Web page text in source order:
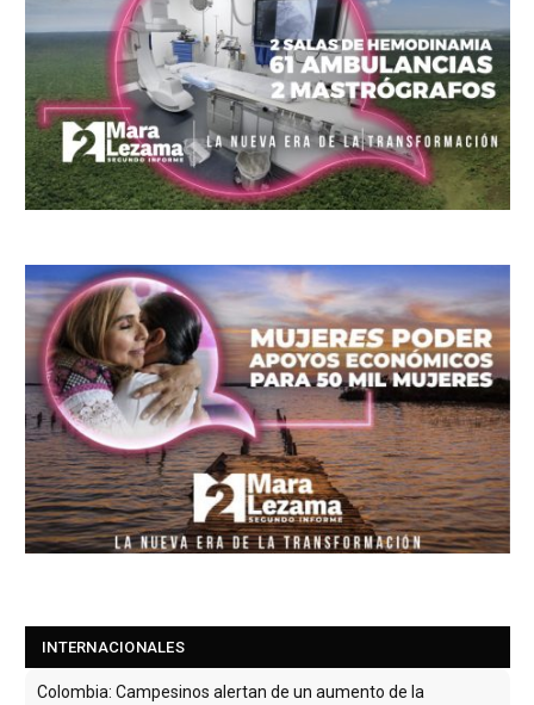
INTERNACIONALES
Colombia: Campesinos alertan de un aumento de la
inseguridad tras la victoria de De la Espriella
La asociación de campesinos de "La Colombianita" denunció
varios abusos por parte de las autoridades en sus terrenos.